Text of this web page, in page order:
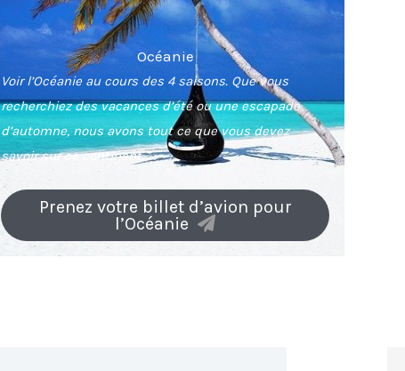
Océanie
Voir l’Océanie au cours des 4 saisons. Que vous
recherchiez des vacances d’été ou une escapade
d’automne, nous avons tout ce que vous devez
savoir sur ce continent.
Prenez votre billet d’avion pour
l’Océanie